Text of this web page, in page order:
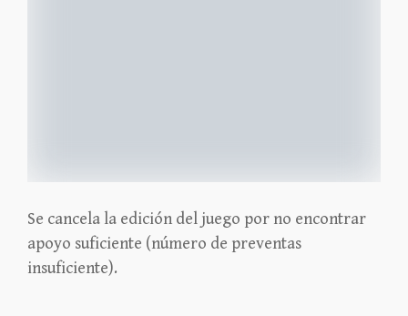
Se cancela la edición del juego por no encontrar
apoyo suficiente (número de preventas
insuficiente).